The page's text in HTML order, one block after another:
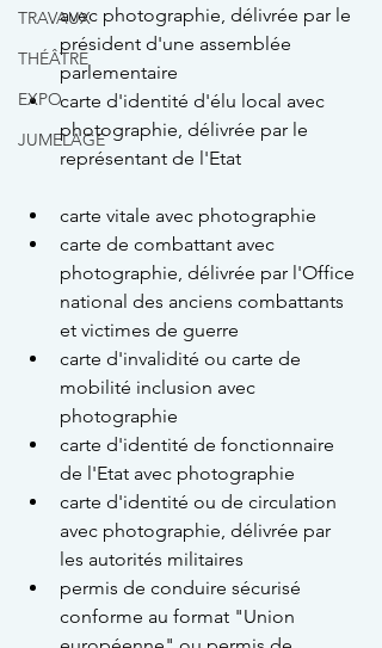
TRAVAUX
THÉÂTRE
EXPO
JUMELAGE
avec photographie, délivrée par le
président d'une assemblée
parlementaire
carte d'identité d'élu local avec
photographie, délivrée par le
représentant de l'Etat
carte vitale avec photographie
carte de combattant avec
photographie, délivrée par l'Office
national des anciens combattants
et victimes de guerre
carte d'invalidité ou carte de
mobilité inclusion avec
photographie
carte d'identité de fonctionnaire
de l'Etat avec photographie
carte d'identité ou de circulation
avec photographie, délivrée par
les autorités militaires
permis de conduire sécurisé
conforme au format "Union